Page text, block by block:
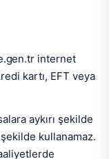
internet
kartı, EFT veya
aykırı şekilde
şekilde kullanamaz.